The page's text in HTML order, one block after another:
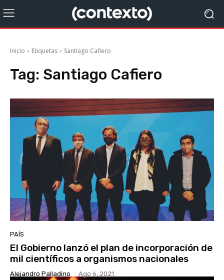
Inicio Etiquetas Santiago Cafiero
Tag: Santiago Cafiero
PAÍS
El Gobierno lanzó el plan de incorporación de
mil científicos a organismos nacionales
Alejandro Palladino - Ago 6, 2021